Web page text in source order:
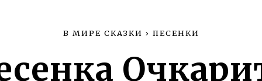
В МИРЕ СКАЗКИ › ПЕСЕНКИ